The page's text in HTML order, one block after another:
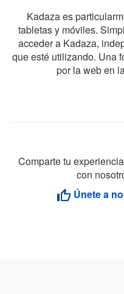
Kadaza es
tabletas y móviles.
acceder a Kadaza,
que esté utilizando. Una
por la web en
Comparte tu
con
Únete a